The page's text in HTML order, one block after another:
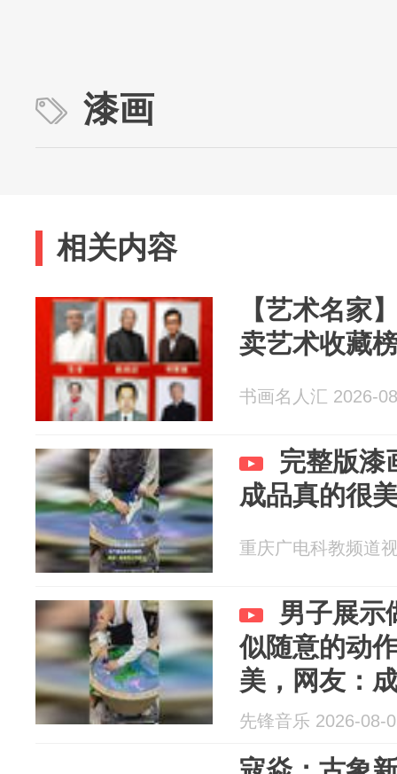
漆画
相关内容
【艺术名
卖艺术收藏
书画名人汇 2026-
完整版漆
成品真的很
重庆广电科教频道
男子展示
似随意的动
美，网友：
惊讶了
先锋音乐 2026-08-